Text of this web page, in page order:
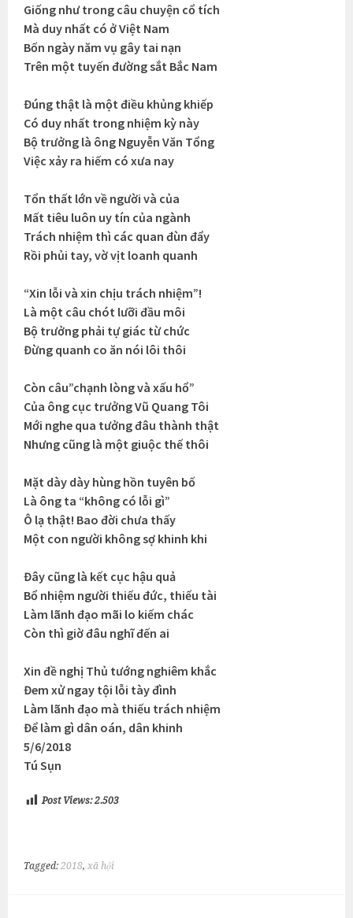
Giống như trong câu chuyện cổ tích
Mà duy nhất có ở Việt Nam
Bốn ngày năm vụ gây tai nạn
Trên một tuyến đường sắt Bắc Nam
Đúng thật là một điều khủng khiếp
Có duy nhất trong nhiệm kỳ này
Bộ trưởng là ông Nguyễn Văn Tổng
Việc xảy ra hiếm có xưa nay
Tổn thất lớn về người và của
Mất tiêu luôn uy tín của ngành
Trách nhiệm thì các quan đùn đẩy
Rồi phủi tay, vờ vịt loanh quanh
“Xin lỗi và xin chịu trách nhiệm”!
Là một câu chót lưỡi đầu môi
Bộ trưởng phải tự giác từ chức
Đừng quanh co ăn nói lôi thôi
Còn câu”chạnh lòng và xấu hổ”
Của ông cục trưởng Vũ Quang Tôi
Mới nghe qua tưởng đâu thành thật
Nhưng cũng là một giuộc thế thôi
Mặt dày dày hùng hồn tuyên bố
Là ông ta “không có lỗi gì”
Ô lạ thật! Bao đời chưa thấy
Một con người không sợ khinh khi
Đây cũng là kết cục hậu quả
Bổ nhiệm người thiếu đức, thiếu tài
Làm lãnh đạo mãi lo kiếm chác
Còn thì giờ đâu nghĩ đến ai
Xin đề nghị Thủ tướng nghiêm khắc
Đem xử ngay tội lỗi tày đình
Làm lãnh đạo mà thiếu trách nhiệm
Để làm gì dân oán, dân khinh
5/6/2018
Tú Sụn
Post Views: 2.503
Tagged:2018,xã hội